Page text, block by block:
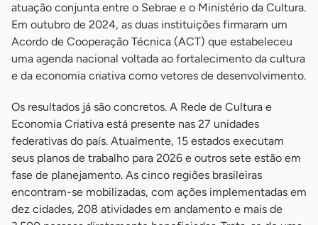
atuação conjunta entre o Sebrae e o Ministério da Cultura.
Em outubro de 2024, as duas instituições firmaram um
Acordo de Cooperação Técnica (ACT) que estabeleceu
uma agenda nacional voltada ao fortalecimento da cultura
e da economia criativa como vetores de desenvolvimento.
Os resultados já são concretos. A Rede de Cultura e
Economia Criativa está presente nas 27 unidades
federativas do país. Atualmente, 15 estados executam
seus planos de trabalho para 2026 e outros sete estão em
fase de planejamento. As cinco regiões brasileiras
encontram-se mobilizadas, com ações implementadas em
dez cidades, 208 atividades em andamento e mais de